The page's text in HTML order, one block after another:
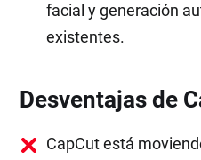
facial y generación
existentes.
Desventajas de
CapCut está